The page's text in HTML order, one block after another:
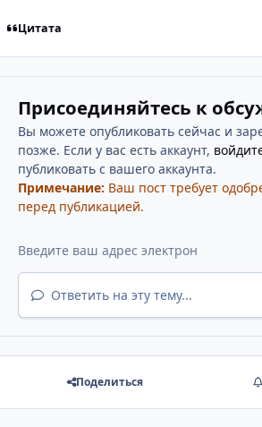
Цитата
Присоединяйтесь к
Вы можете опубликовать сейчас и
позже. Если у вас есть аккаунт,
публиковать с вашего аккаунта.
Примечание: Ваш пост требует
перед публикацией.
Ответить на эту тему...
Поделиться